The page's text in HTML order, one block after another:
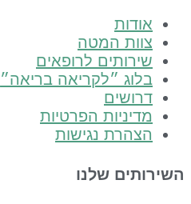
המטה
לרופאים
״לקריאה בריאה״
הפרטיות
נגישות
שלנו